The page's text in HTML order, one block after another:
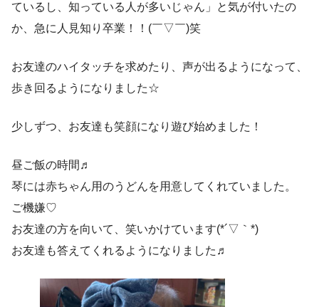
ているし、知っている人が多いじゃん」と気が付いたの
か、急に人見知り卒業！！(￣▽￣)笑
お友達のハイタッチを求めたり、声が出るようになって、
歩き回るようになりました☆
少しずつ、お友達も笑顔になり遊び始めました！
昼ご飯の時間♬
琴には赤ちゃん用のうどんを用意してくれていました。
ご機嫌♡
お友達の方を向いて、笑いかけています(*´▽｀*)
お友達も答えてくれるようになりました♬